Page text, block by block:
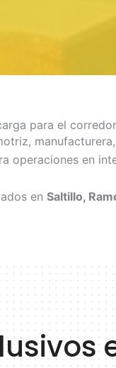
para el
operaciones en
en Saltillo,